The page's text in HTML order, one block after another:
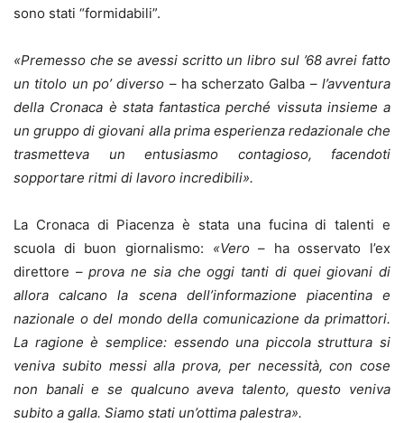
sono stati “formidabili”.
«Premesso che se avessi scritto un libro sul ’68 avrei fatto
un titolo un po’ diverso – ha scherzato Galba –l’avventura
della Cronaca è stata fantastica perché vissuta insieme a
un gruppo di giovani alla prima esperienza redazionale che
trasmetteva un entusiasmo contagioso, facendoti
sopportare ritmi di lavoro incredibili».
La Cronaca di Piacenza è stata una fucina di talenti e
scuola di buon giornalismo: «Vero– ha osservato l’ex
direttore –prova ne sia che oggi tanti di quei giovani di
allora calcano la scena dell’informazione piacentina e
nazionale o del mondo della comunicazione da primattori.
La ragione è semplice: essendo una piccola struttura si
veniva subito messi alla prova, per necessità, con cose
non banali e se qualcuno aveva talento, questo veniva
subito a galla. Siamo stati un’ottima palestra».